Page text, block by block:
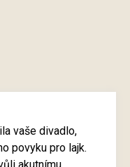
vaše divadlo,
povyku pro lajk.